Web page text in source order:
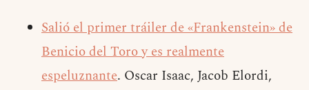
Salió el primer tráiler de «Frankenstein» de
Benicio del Toro y es realmente
espeluznante. Oscar Isaac, Jacob Elordi,